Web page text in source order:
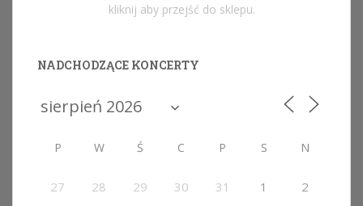
kliknij aby przejść do sklepu.
NADCHODZĄCE KONCERTY
P W Ś C P S N
27 28 29 30 31 1 2